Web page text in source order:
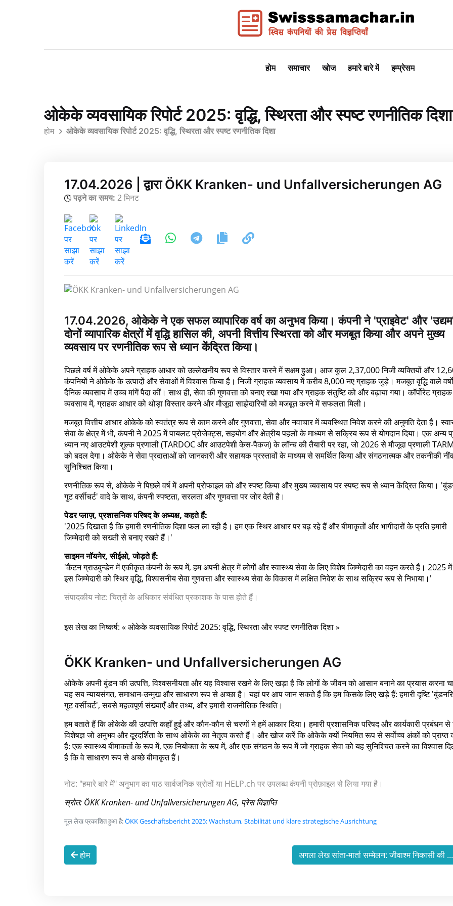
होम समाचार खोज हमारे बारे में इम्प्रेसम
ओकेके व्यवसायिक रिपोर्ट 2025: वृद्धि, स्थिरता और स्पष्ट रणनीतिक दिशा
होम ओकेके व्यवसायिक रिपोर्ट 2025: वृद्धि, स्थिरता और स्पष्ट रणनीतिक दिशा
17.04.2026 | द्वारा ÖKK Kranken- und Unfallversicherungen AG
पढ़ने का समय: 2 मिनट
17.04.2026, ओकेके ने एक सफल व्यापारिक वर्ष का अनुभव किया। कंपनी ने 'प्राइवेट' और
दोनों व्यापारिक क्षेत्रों में वृद्धि हासिल की, अपनी वित्तीय स्थिरता को और मजबूत किया और अपने मुख्य
व्यवसाय पर रणनीतिक रूप से ध्यान केंद्रित किया।
पिछले वर्ष में ओकेके अपने ग्राहक आधार को उल्लेखनीय रूप से विस्तार करने में सक्षम हुआ। आज कुल 2,37,000 निजी व्यक्तियों और
कंपनियों ने ओकेके के उत्पादों और सेवाओं में विश्वास किया है। निजी ग्राहक व्यवसाय में करीब 8,000 नए ग्राहक जुड़े। मजबूत वृद्धि वाले
दैनिक व्यवसाय में उच्च मांगें पैदा कीं। साथ ही, सेवा की गुणवत्ता को बनाए रखा गया और ग्राहक संतुष्टि को और बढ़ाया गया। कॉर्पोरेट ग्राहक
व्यवसाय में, ग्राहक आधार को थोड़ा विस्तार करने और मौजूदा साझेदारियों को मजबूत करने में सफलता मिली।
मजबूत वित्तीय आधार ओकेके को स्वतंत्र रूप से काम करने और गुणवत्ता, सेवा और नवाचार में व्यवस्थित निवेश करने की अनुमति देता है।
सेवा के क्षेत्र में भी, कंपनी ने 2025 में पायलट प्रोजेक्ट्स, सहयोग और क्षेत्रीय पहलों के माध्यम से सक्रिय रूप से योगदान दिया। एक अन्य
ध्यान नए आउटपेशी शुल्क प्रणाली (TARDOC और आउटपेशी केस-पैकज) के लॉन्च की तैयारी पर रहा, जो 2026 से मौजूदा प्रणाली
को बदल देगा। ओकेके ने सेवा प्रदाताओं को जानकारी और सहायक प्रस्तावों के माध्यम से समर्थित किया और संगठनात्मक और तकनीकी
सुनिश्चित किया।
रणनीतिक रूप से, ओकेके ने पिछले वर्ष में अपनी प्रोफाइल को और स्पष्ट किया और मुख्य व्यवसाय पर स्पष्ट रूप से ध्यान केंद्रित किया।
गुट वर्सीचर्ट' वादे के साथ, कंपनी स्पष्टता, सरलता और गुणवत्ता पर जोर देती है।
पेडर प्लाज़, प्रशासनिक परिषद के अध्यक्ष, कहते हैं:
'2025 दिखाता है कि हमारी रणनीतिक दिशा फल ला रही है। हम एक स्थिर आधार पर बढ़ रहे हैं और बीमाकृतों और भागीदारों के प्रति हमारी
जिम्मेदारी को सख्ती से बनाए रखते हैं।'
साइमन नॉयनेर, सीईओ, जोड़ते हैं:
'कैंटन ग्राउबुन्डेन में एकीकृत कंपनी के रूप में, हम अपनी क्षेत्र में लोगों और स्वास्थ्य सेवा के लिए विशेष जिम्मेदारी का वहन करते हैं। 2025
इस जिम्मेदारी को स्थिर वृद्धि, विश्वसनीय सेवा गुणवत्ता और स्वास्थ्य सेवा के विकास में लक्षित निवेश के साथ सक्रिय रूप से निभाया।'
संपादकीय नोट: चित्रों के अधिकार संबंधित प्रकाशक के पास होते हैं।
इस लेख का निष्कर्ष: « ओकेके व्यवसायिक रिपोर्ट 2025: वृद्धि, स्थिरता और स्पष्ट रणनीतिक दिशा »
ÖKK Kranken- und Unfallversicherungen AG
ओकेके अपनी बुंडन की उत्पत्ति, विश्वसनीयता और यह विश्वास रखने के लिए खड़ा है कि लोगों के जीवन को आसान बनाने का प्रयास करना
यह सब न्यायसंगत, समाधान-उन्मुख और साधारण रूप से अच्छा है। यहां पर आप जान सकते हैं कि हम किसके लिए खड़े हैं: हमारी दृष्टि
गुट वर्सीचर्ट', सबसे महत्वपूर्ण संख्याएँ और तथ्य, और हमारी राजनीतिक स्थिति।
हम बताते हैं कि ओकेके की उत्पत्ति कहाँ हुई और कौन-कौन से चरणों ने हमें आकार दिया। हमारी प्रशासनिक परिषद और कार्यकारी प्रबंधन से
विशेषज्ञ जो अनुभव और दूरदर्शिता के साथ ओकेके का नेतृत्व करते हैं। और खोज करें कि ओकेके क्यों नियमित रूप से सर्वोच्च अंकों को प्राप्त
है: एक स्वास्थ्य बीमाकर्ता के रूप में, एक नियोक्ता के रूप में, और एक संगठन के रूप में जो ग्राहक सेवा को यह सुनिश्चित करने का विश्वास
है कि वे साधारण रूप से अच्छे बीमाकृत हैं।
नोट: "हमारे बारे में" अनुभाग का पाठ सार्वजनिक स्रोतों या HELP.ch पर उपलब्ध कंपनी प्रोफ़ाइल से लिया गया है।
स्रोत: ÖKK Kranken- und Unfallversicherungen AG, प्रेस विज्ञप्ति
मूल लेख प्रकाशित हुआ है:ÖKK Geschäftsbericht 2025: Wachstum, Stabilität und klare strategische Ausrichtung
होम अगला लेख सांता-मार्ता सम्मेलन: जीवाश्म निकासी की ...